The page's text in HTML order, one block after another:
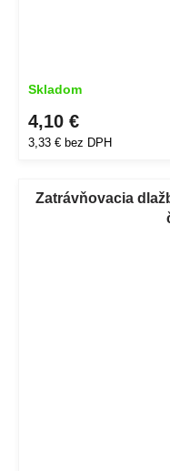
Skladom
3,33 € bez DPH
4,10 €
Zatrávňovacia